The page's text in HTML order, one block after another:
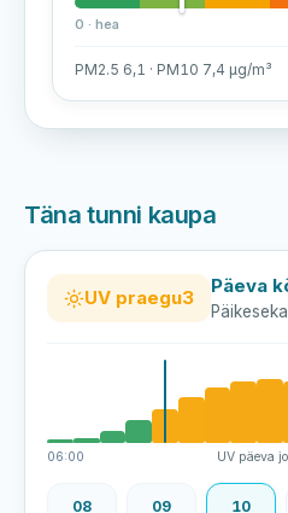
0 · hea
PM2.5 6,1 · PM10 7,4 µg/m³
Täna tunni kaupa
UV praegu3
Päeva
06:00 UV päeva
08 09 10